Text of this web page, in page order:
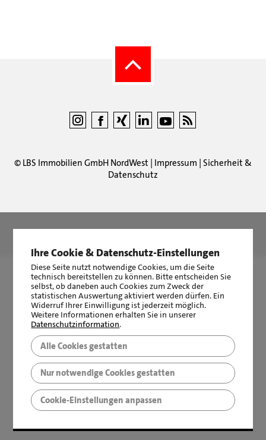
© LBS Immobilien GmbH NordWest | Impressum | Sicherheit &
Datenschutz
Ihre Cookie & Datenschutz-Einstellungen
Diese Seite nutzt notwendige Cookies, um die Seite
technisch bereitstellen zu können. Bitte entscheiden Sie
selbst, ob daneben auch Cookies zum Zweck der
statistischen Auswertung aktiviert werden dürfen. Ein
Widerruf Ihrer Einwilligung ist jederzeit möglich.
Weitere Informationen erhalten Sie in unserer
Datenschutzinformation.
Alle Cookies gestatten
Nur notwendige Cookies gestatten
Cookie-Einstellungen anpassen